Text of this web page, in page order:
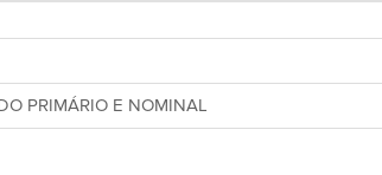
PRIMÁRIO E NOMINAL